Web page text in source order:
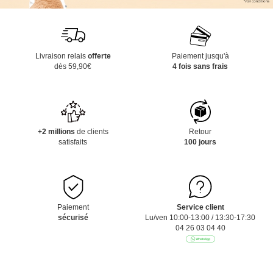
Livraison relais offerte
dès 59,90€
Paiement jusqu'à
4 fois sans frais
+2 millions de clients
satisfaits
Retour
100 jours
Paiement
sécurisé
Service client
Lu/ven 10:00-13:00 / 13:30-17:30
04 26 03 04 40